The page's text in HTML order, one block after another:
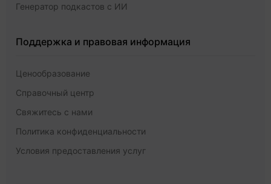
Генератор подкастов с ИИ
Поддержка и правовая информация
Ценообразование
Справочный центр
Свяжитесь с нами
Политика конфиденциальности
Условия предоставления услуг